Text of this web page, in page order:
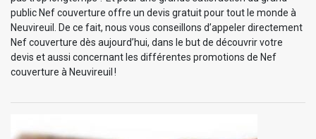
public Nef couverture offre un devis gratuit pour tout le monde à
Neuvireuil. De ce fait, nous vous conseillons d’appeler directement
Nef couverture dès aujourd’hui, dans le but de découvrir votre
devis et aussi concernant les différentes promotions de Nef
couverture à Neuvireuil !